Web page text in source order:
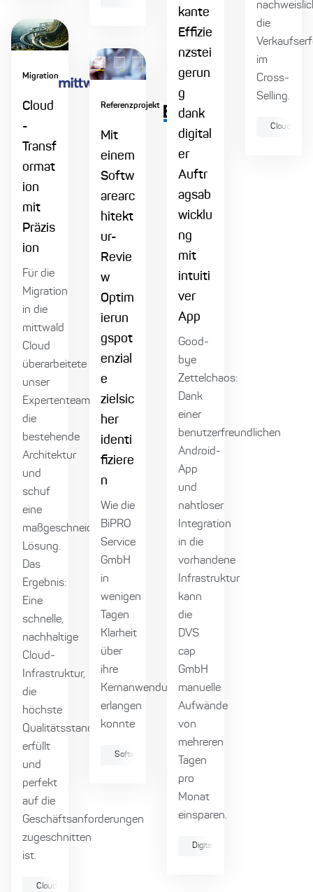
Migration
Cloud
-
Transf
ormat
ion
mit
Präzis
ion
Für die
Migration
in die
mittwald
Cloud
überarbeitete
unser
Expertenteam
die
bestehende
Architektur
und
schuf
eine
maßgeschneiderte
Lösung.
Das
Ergebnis:
Eine
schnelle,
nachhaltige
Cloud-
Infrastruktur,
die
höchste
Qualitätsstandards
erfüllt
und
perfekt
auf die
Geschäftsanforderungen
zugeschnitten
ist.
Cloud
Referenzprojekt
Mit
einem
Softw
arearc
hitekt
ur-
Revie
w
Optim
ierun
gspot
enzial
e
zielsic
her
identi
fiziere
n
Wie die
BiPRO
Service
GmbH
in
wenigen
Tagen
Klarheit
über
ihre
Kernanwendung
erlangen
konnte
Softwarearchitektur
kante
Effizie
nzstei
gerun
g
dank
digital
er
Auftr
agsab
wicklu
ng
mit
intuiti
ver
App
Good-
bye
Zettelchaos:
Dank
einer
benutzerfreundlichen
Android-
App
und
nahtloser
Integration
in die
vorhandene
Infrastruktur
kann
die
DVS
cap
GmbH
manuelle
Aufwände
von
mehreren
Tagen
pro
Monat
einsparen.
Digitale Produktentwicklung
die
im
Cross-
Selling.
Cloud